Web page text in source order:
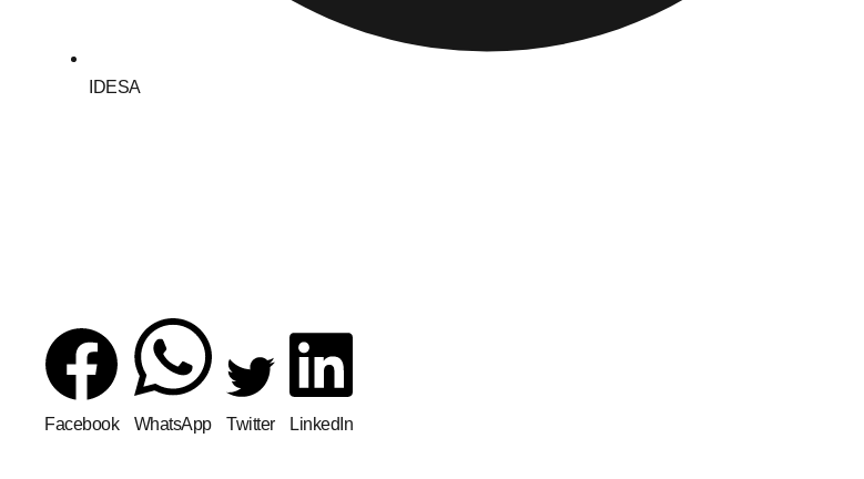
IDESA
Facebook WhatsApp Twitter LinkedIn